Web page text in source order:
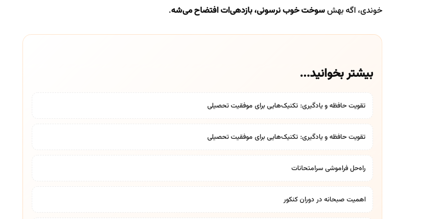
خوندی، اگه بهشسوخت خوب نرسونی، بازدهی‌ات افتضاح می‌شه.
بیشتر بخوانید...
تقویت حافظه و یادگیری: تکنیک‌هایی برای موفقیت تحصیلی
تقویت حافظه و یادگیری: تکنیک‌هایی برای موفقیت تحصیلی
راه‌حل فراموشی سرامتحانات
اهمیت صبحانه در دوران کنکور